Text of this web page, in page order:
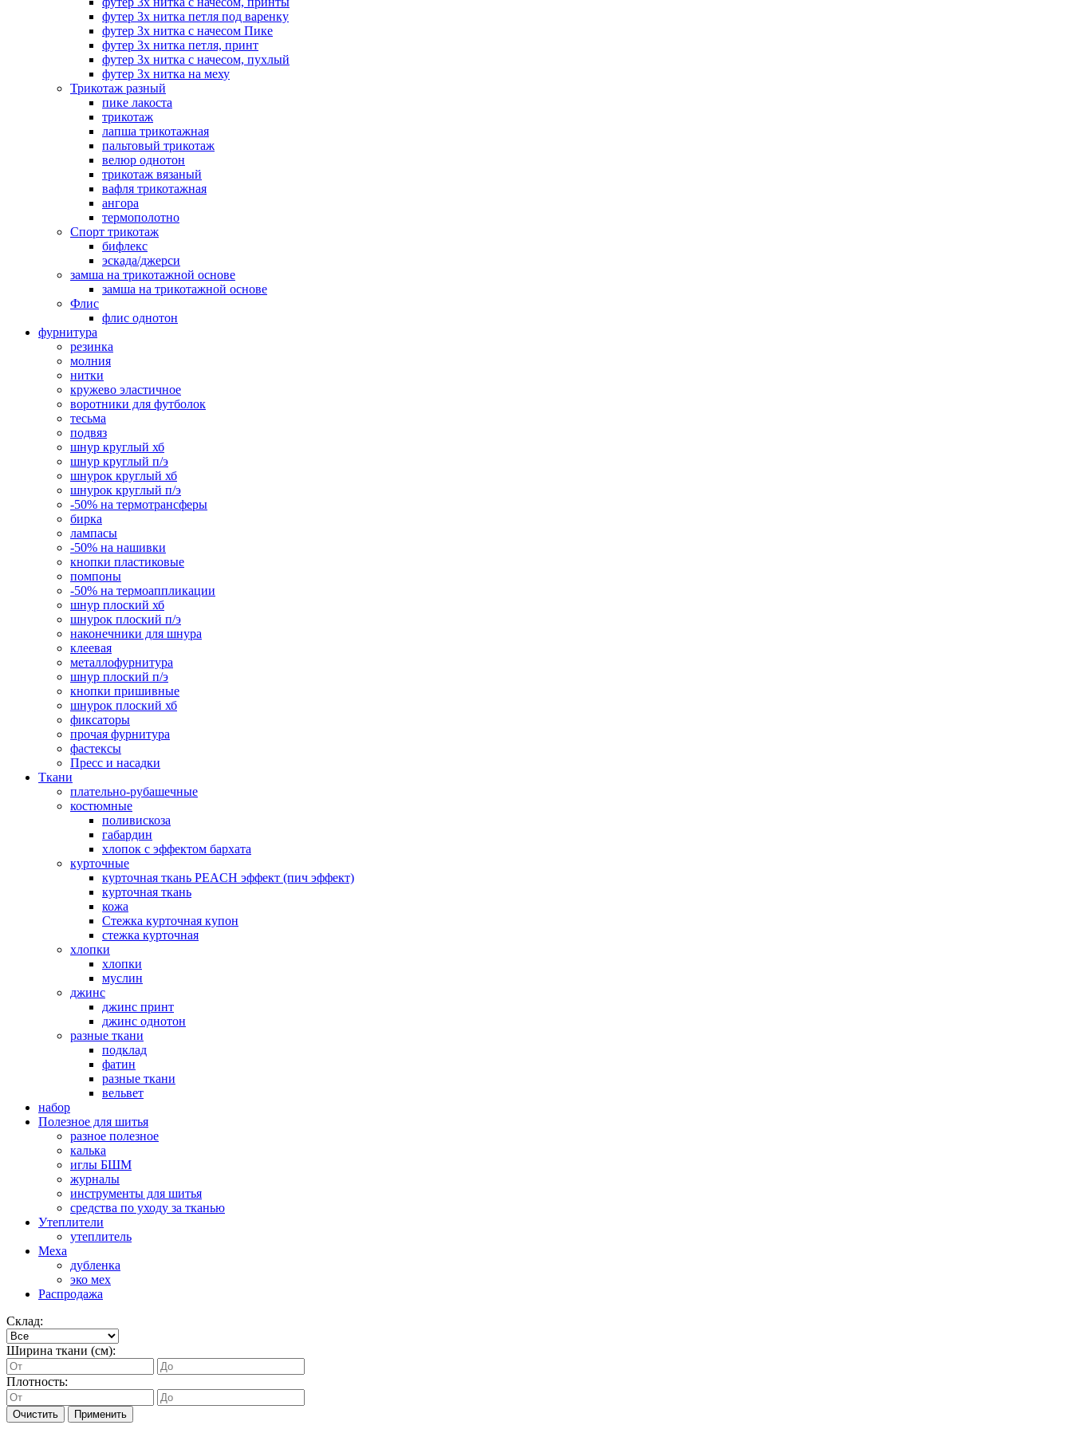
футер 3х нитка петля под варенку
футер 3х нитка с начесом Пике
футер 3х нитка петля, принт
футер 3х нитка с начесом, пухлый
футер 3х нитка на меху
Трикотаж разный
пике лакоста
трикотаж
лапша трикотажная
пальтовый трикотаж
велюр однотон
трикотаж вязаный
вафля трикотажная
ангора
термополотно
Спорт трикотаж
бифлекс
эскада/джерси
замша на трикотажной основе
замша на трикотажной основе
Флис
флис однотон
фурнитура
резинка
молния
нитки
кружево эластичное
воротники для футболок
тесьма
подвяз
шнур круглый хб
шнур круглый п/э
шнурок круглый хб
шнурок круглый п/э
-50% на термотрансферы
бирка
лампасы
-50% на нашивки
кнопки пластиковые
помпоны
-50% на термоаппликации
шнур плоский хб
шнурок плоский п/э
наконечники для шнура
клеевая
металлофурнитура
шнур плоский п/э
кнопки пришивные
шнурок плоский хб
фиксаторы
прочая фурнитура
фастексы
Пресс и насадки
Ткани
плательно-рубашечные
костюмные
поливискоза
габардин
хлопок с эффектом бархата
курточные
курточная ткань PEACH эффект (пич эффект)
курточная ткань
кожа
Стежка курточная купон
стежка курточная
хлопки
хлопки
муслин
джинс
джинс принт
джинс однотон
разные ткани
подклад
фатин
разные ткани
вельвет
набор
Полезное для шитья
разное полезное
калька
иглы БШМ
журналы
инструменты для шитья
средства по уходу за тканью
Утеплители
утеплитель
Меха
дубленка
эко мех
Распродажа
Склад:
Ширина ткани (см):
Плотность:
Очистить Применить